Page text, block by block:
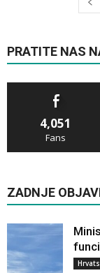
PRATITE NAS
4,051
Fans
ZADNJE